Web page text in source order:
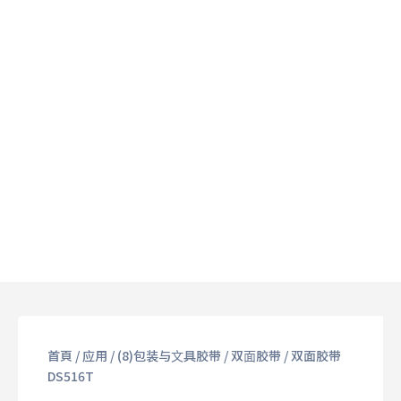
首頁 / 应用 / (8)包装与⽂具胶带/双⾯胶带/ 双面胶带
DS516T